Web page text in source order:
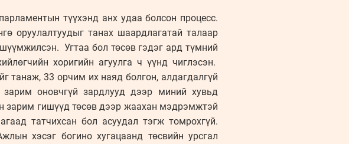
түүхэнд анх удаа болсон процесс.
оруулалтуудыг танах шаардлагатай талаар
Угтаа бол төсөв гэдэг ард түмний
хоригийн агуулга ч үүнд чиглэсэн.
танаж, 33 орчим их наяд болгон, алдагдалгүй
оновчгүй зардлууд дээр миний хувьд
зарим гишүүд төсөв дээр жаахан мэдрэмжтэй
татчихсан бол асуудал тэгж томрохгүй.
хэсэг богино хугацаанд төсвийн урсгал